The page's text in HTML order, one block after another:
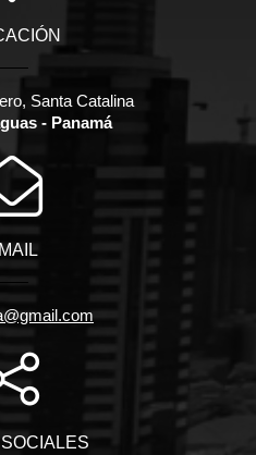
Santa Catalina
- Panamá